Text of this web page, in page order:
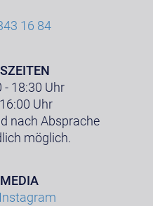
16 84
- 18:30 Uhr
Uhr
nach Absprache
möglich.
Instagram